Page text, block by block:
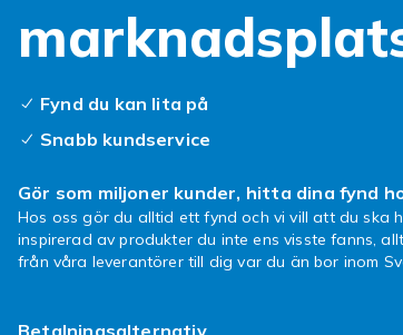
Fynd du kan lita på
Snabb kundservice
Gör som miljoner kunder, hitta dina fynd
Hos oss gör du alltid ett fynd och vi vill att du ska
inspirerad av produkter du inte ens visste fanns,
från våra leverantörer till dig var du än bor inom
Betalningsalternativ